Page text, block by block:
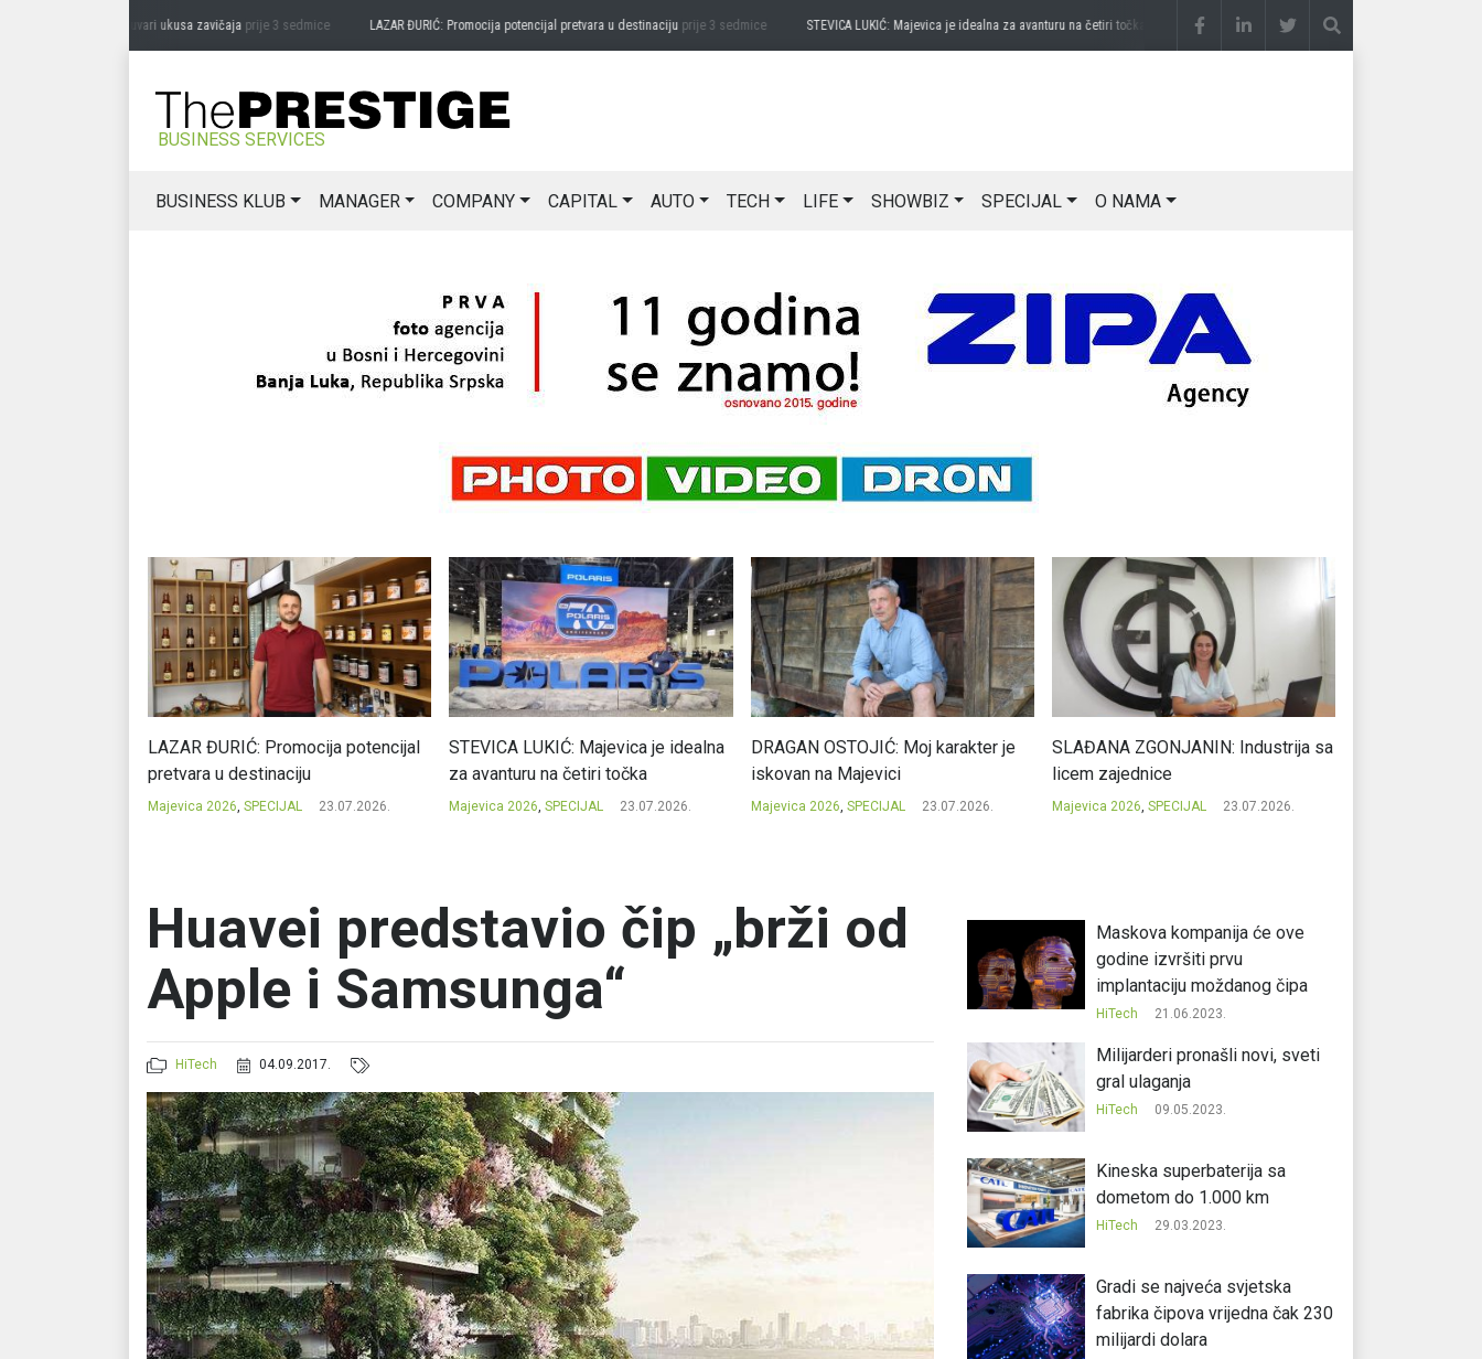
MIĆANOVIĆ: Čuvari ukusa zavičajaprije 3 sedmice LAZAR ĐURIĆ: Promocija potencijal pretvara u destinacijuprije 3 sedmice STEVICA LUKIĆ: Majevica je idealna za avanturu na četiri točkaprije 3 sedmice DRAGAN OSTOJIĆ: Moj karakter je
BUSINESS SERVICES
BUSINESS KLUB MANAGER COMPANY CAPITAL AUTO TECH LIFE SHOWBIZ SPECIJAL O NAMA
LAZAR ĐURIĆ: Promocija potencijal
pretvara u destinaciju
Majevica 2026, SPECIJAL 23.07.2026.
STEVICA LUKIĆ: Majevica je idealna
za avanturu na četiri točka
Majevica 2026, SPECIJAL 23.07.2026.
DRAGAN OSTOJIĆ: Moj karakter je
iskovan na Majevici
Majevica 2026, SPECIJAL 23.07.2026.
SLAĐANA ZGONJANIN: Industrija sa
licem zajednice
Majevica 2026, SPECIJAL 23.07.2026.
Huavei predstavio čip „brži od
Apple i Samsunga“
HiTech 04.09.2017.
Maskova kompanija će ove
godine izvršiti prvu
implantaciju moždanog čipa
HiTech 21.06.2023.
Milijarderi pronašli novi, sveti
gral ulaganja
HiTech 09.05.2023.
Kineska superbaterija sa
dometom do 1.000 km
HiTech 29.03.2023.
Gradi se najveća svjetska
fabrika čipova vrijedna čak 230
milijardi dolara